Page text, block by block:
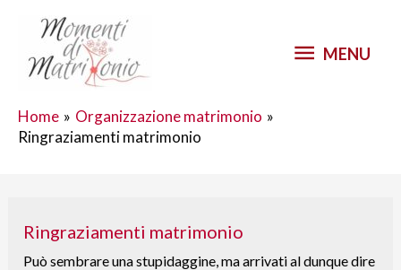
MENU
Home
Organizzazione matrimonio
Ringraziamenti matrimonio
Ringraziamenti matrimonio
Può sembrare una stupidaggine, ma arrivati al dunque dire